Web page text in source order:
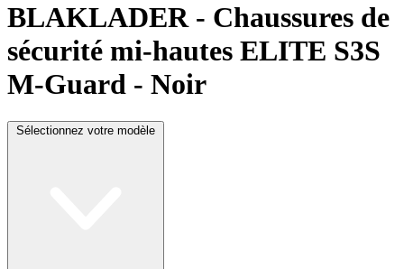
BLAKLADER - Chaussures de
sécurité mi-hautes ELITE S3S
M-Guard - Noir
Sélectionnez votre modèle